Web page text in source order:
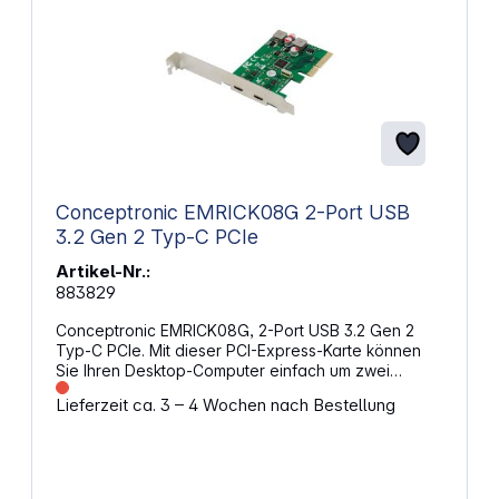
Conceptronic EMRICK08G 2-Port USB
3.2 Gen 2 Typ-C PCIe
Artikel-Nr.:
883829
Conceptronic EMRICK08G, 2-Port USB 3.2 Gen 2
Typ-C PCIe. Mit dieser PCI-Express-Karte können
Sie Ihren Desktop-Computer einfach um zwei
zusätzliche USB 3.2 Gen 2-Anschlüsse erweitern.
Mit einer maximalen Datenübertragungsrate von 10
Lieferzeit ca. 3 – 4 Wochen nach Bestellung